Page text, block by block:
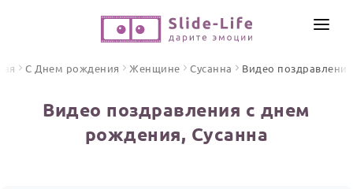
ПО ФОРМАТУ
ИНСТРУМЕНТЫ
С Днем рождения Женщине Сусанна Видео поздравления
Видео поздравления с днем
рождения, Сусанна